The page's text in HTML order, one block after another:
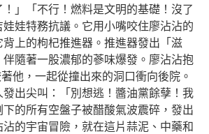
」「不行！燃料是文明的基礎！沒了
娃特務抗議。它用小嘴咬住廖沾沾的
上的枸杞推進器。推進器發出「滋
隨著一股濃郁的蔘味爆發。廖沾沾抱
他，一起從撞出來的洞口衝向後院。
出尖叫：「別想逃！醬油黨餘孽！我
的所有空盤子被醋酸氣波震碎，發出
的宇宙冒險，就在這片蒜泥、中藥和